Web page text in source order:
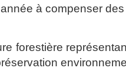
à compenser
forestière